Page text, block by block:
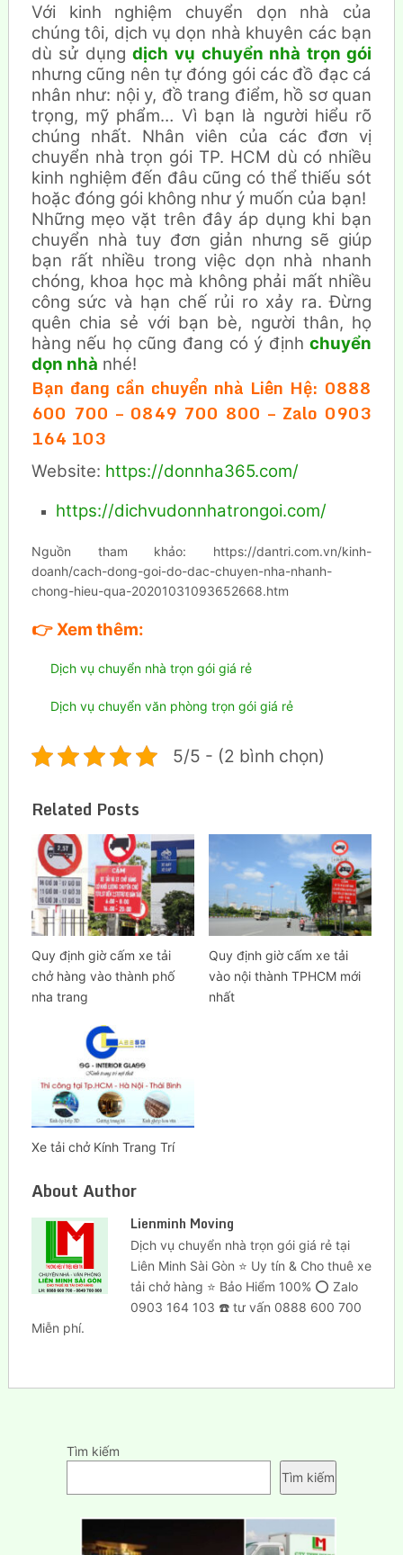
Với kinh nghiệm chuyển dọn nhà của
chúng tôi, dịch vụ dọn nhà khuyên các bạn
dù sử dụngdịch vụ chuyển nhà trọn gói
nhưng cũng nên tự đóng gói các đồ đạc cá
nhân như: nội y, đồ trang điểm, hồ sơ quan
trọng, mỹ phẩm… Vì bạn là người hiểu rõ
chúng nhất. Nhân viên của các đơn vị
chuyển nhà trọn gói TP. HCM dù có nhiều
kinh nghiệm đến đâu cũng có thể thiếu sót
hoặc đóng gói không như ý muốn của bạn!
Những mẹo vặt trên đây áp dụng khi bạn
chuyển nhà tuy đơn giản nhưng sẽ giúp
bạn rất nhiều trong việc dọn nhà nhanh
chóng, khoa học mà không phải mất nhiều
công sức và hạn chế rủi ro xảy ra. Đừng
quên chia sẻ với bạn bè, người thân, họ
hàng nếu họ cũng đang có ý địnhchuyển
dọn nhà nhé!
Bạn đang cần chuyển nhà Liên Hệ: 0888
600 700 – 0849 700 800 – Zalo 0903
164 103
Website: https://donnha365.com/
https://dichvudonnhatrongoi.com/
Nguồn tham khảo: https://dantri.com.vn/kinh-
doanh/cach-dong-goi-do-dac-chuyen-nha-nhanh-
chong-hieu-qua-20201031093652668.htm
👉Xem thêm:
Dịch vụ chuyển nhà trọn gói giá rẻ
Dịch vụ chuyển văn phòng trọn gói giá rẻ
5/5 - (2 bình chọn)
Related Posts
Quy định giờ cấm xe tải
chở hàng vào thành phố
nha trang
Quy định giờ cấm xe tải
vào nội thành TPHCM mới
nhất
Xe tải chở Kính Trang Trí
About Author
Lienminh Moving
Dịch vụ chuyển nhà trọn gói giá rẻ tại
Liên Minh Sài Gòn ⭐ Uy tín & Cho thuê xe
tải chở hàng ⭐ Bảo Hiểm 100% ⭕ Zalo
0903 164 103 ☎️ tư vấn 0888 600 700
Miễn phí.
Tìm kiếm
Tìm kiếm